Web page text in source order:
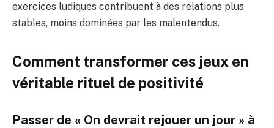
exercices ludiques contribuent à des relations plus
stables, moins dominées par les malentendus.
Comment transformer ces jeux en
véritable rituel de positivité
Passer de « On devrait rejouer un jour » à